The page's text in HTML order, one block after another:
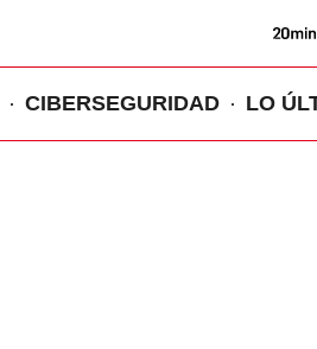
Volver
CIBERSEGURIDAD LO